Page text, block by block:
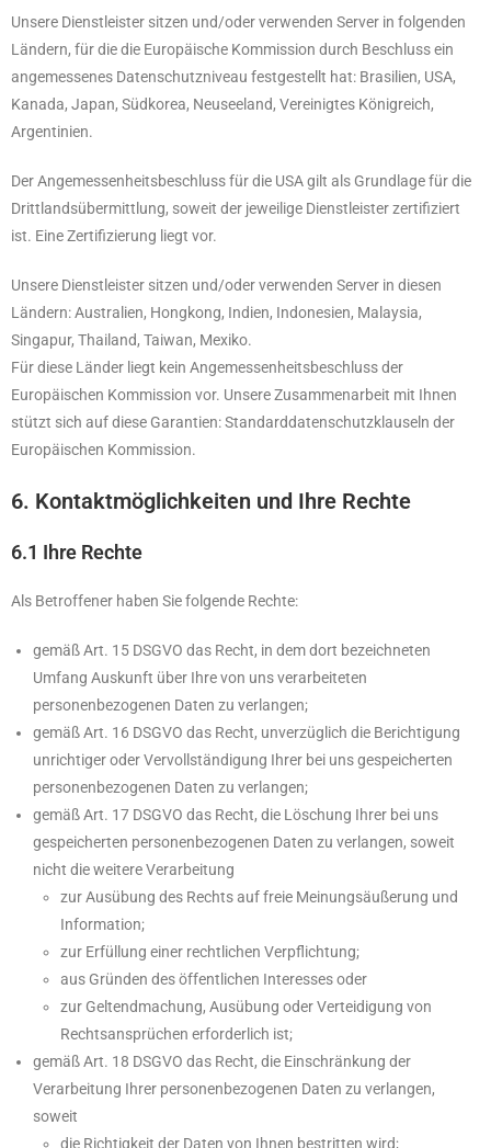
Unsere Dienstleister sitzen und/oder verwenden Server in folgenden
Ländern, für die die Europäische Kommission durch Beschluss ein
angemessenes Datenschutzniveau festgestellt hat: Brasilien, USA,
Kanada, Japan, Südkorea, Neuseeland, Vereinigtes Königreich,
Argentinien.
Der Angemessenheitsbeschluss für die USA gilt als Grundlage für die
Drittlandsübermittlung, soweit der jeweilige Dienstleister zertifiziert
ist. Eine Zertifizierung liegt vor.
Unsere Dienstleister sitzen und/oder verwenden Server in diesen
Ländern: Australien, Hongkong, Indien, Indonesien, Malaysia,
Singapur, Thailand, Taiwan, Mexiko.
Für diese Länder liegt kein Angemessenheitsbeschluss der
Europäischen Kommission vor. Unsere Zusammenarbeit mit Ihnen
stützt sich auf diese Garantien: Standarddatenschutzklauseln der
Europäischen Kommission.
6. Kontaktmöglichkeiten und Ihre Rechte
6.1 Ihre Rechte
Als Betroffener haben Sie folgende Rechte:
gemäß Art. 15 DSGVO das Recht, in dem dort bezeichneten
Umfang Auskunft über Ihre von uns verarbeiteten
personenbezogenen Daten zu verlangen;
gemäß Art. 16 DSGVO das Recht, unverzüglich die Berichtigung
unrichtiger oder Vervollständigung Ihrer bei uns gespeicherten
personenbezogenen Daten zu verlangen;
gemäß Art. 17 DSGVO das Recht, die Löschung Ihrer bei uns
gespeicherten personenbezogenen Daten zu verlangen, soweit
nicht die weitere Verarbeitung
zur Ausübung des Rechts auf freie Meinungsäußerung und
Information;
zur Erfüllung einer rechtlichen Verpflichtung;
aus Gründen des öffentlichen Interesses oder
zur Geltendmachung, Ausübung oder Verteidigung von
Rechtsansprüchen erforderlich ist;
gemäß Art. 18 DSGVO das Recht, die Einschränkung der
Verarbeitung Ihrer personenbezogenen Daten zu verlangen,
soweit
die Richtigkeit der Daten von Ihnen bestritten wird;